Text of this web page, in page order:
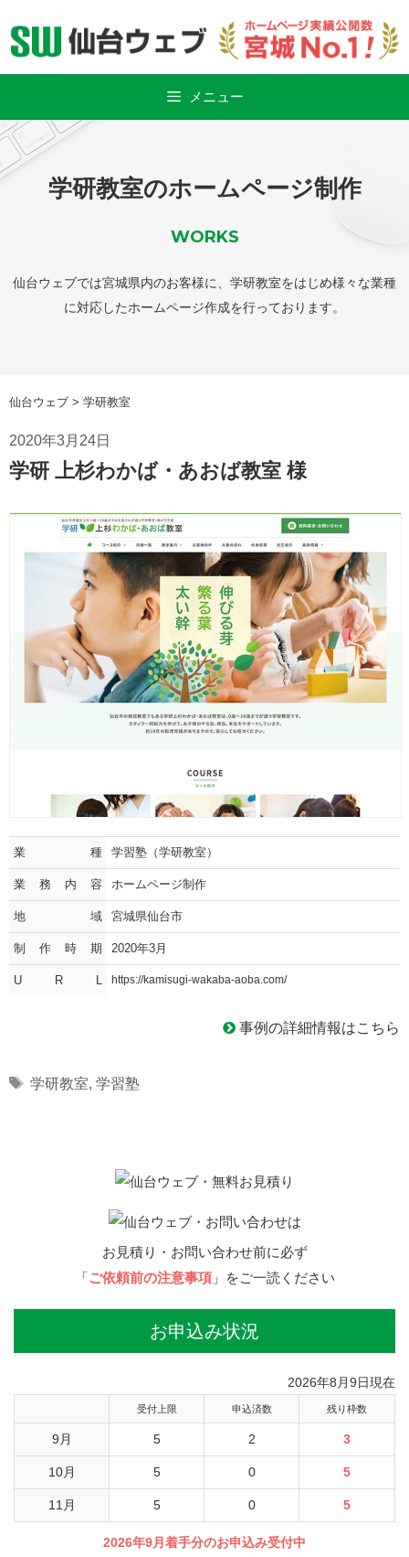
メニュー
学研教室のホームページ制作
WORKS
仙台ウェブでは宮城県内のお客様に、学研教室をはじめ様々な業種
に対応したホームページ作成を行っております。
仙台ウェブ > 学研教室
2020年3月24日
学研 上杉わかば・あおば教室 様
業種 学習塾（学研教室）
業務内容 ホームページ制作
地域 宮城県仙台市
制作時期 2020年3月
U R L https://kamisugi-wakaba-aoba.com/
事例の詳細情報はこちら
Tags
学研教室, 学習塾
お見積り・お問い合わせ前に必ず
「ご依頼前の注意事項」をご一読ください
お申込み状況
2026年8月9日現在
受付上限 申込済数 残り枠数
9月 5 2 3
10月 5 0 5
11月 5 0 5
2026年9月着手分のお申込み受付中